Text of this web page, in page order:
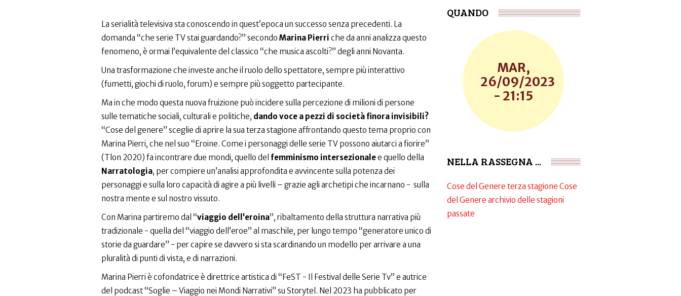
La serialità televisiva sta conoscendo in quest’epoca un successo senza precedenti. La
domanda “che serie TV stai guardando?” secondo Marina Pierri che da anni analizza questo
fenomeno, è ormai l’equivalente del classico “che musica ascolti?” degli anni Novanta.
Una trasformazione che investe anche il ruolo dello spettatore, sempre più interattivo
(fumetti, giochi di ruolo, forum) e sempre più soggetto partecipante.
Ma in che modo questa nuova fruizione può incidere sulla percezione di milioni di persone
sulle tematiche sociali, culturali e politiche, dando voce a pezzi di società finora invisibili?
“Cose del genere” sceglie di aprire la sua terza stagione affrontando questo tema proprio con
Marina Pierri, che nel suo “Eroine. Come i personaggi delle serie TV possono aiutarci a fiorire”
(Tlon 2020) fa incontrare due mondi, quello del femminismo intersezionalee quello della
Narratologia, per compiere un’analisi approfondita e avvincente sulla potenza dei
personaggi e sulla loro capacità di agire a più livelli – grazie agli archetipi che incarnano - sulla
nostra mente e sul nostro vissuto.
Con Marina partiremo dal “viaggio dell’eroina”, ribaltamento della struttura narrativa più
tradizionale - quella del “viaggio dell’eroe” al maschile, per lungo tempo “generatore unico di
storie da guardare” - per capire se davvero si sta scardinando un modello per arrivare a una
pluralità di punti di vista, e di narrazioni.
Marina Pierri è cofondatrice è direttrice artistica di “FeST - Il Festival delle Serie Tv” e autrice
del podcast “Soglie – Viaggio nei Mondi Narrativi” su Storytel. Nel 2023 ha pubblicato per
QUANDO
MAR,
26/09/2023
- 21:15
NELLA RASSEGNA ...
Cose del Genere terza stagione Cose
del Genere archivio delle stagioni
passate